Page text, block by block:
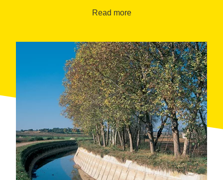
Read more